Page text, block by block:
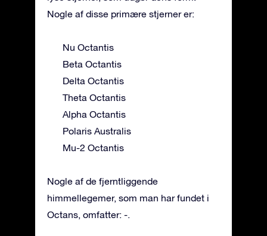
Nogle af disse primære stjerner er:
Nu Octantis
Beta Octantis
Delta Octantis
Theta Octantis
Alpha Octantis
Polaris Australis
Mu-2 Octantis
Nogle af de fjerntliggende
himmellegemer, som man har fundet i
Octans, omfatter: -.